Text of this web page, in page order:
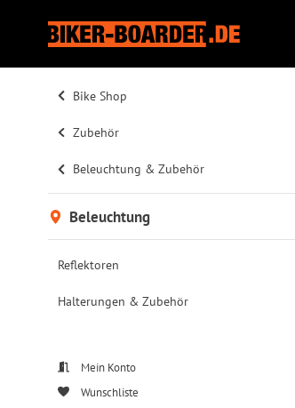
Bike Shop
Zubehör
Beleuchtung & Zubehör
Beleuchtung
Reflektoren
Halterungen & Zubehör
Mein Konto
Wunschliste